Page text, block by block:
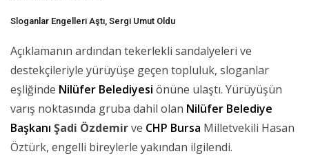
Sloganlar Engelleri Aştı, Sergi Umut Oldu
Açıklamanın ardından tekerlekli sandalyeleri ve
destekçileriyle yürüyüşe geçen topluluk, sloganlar
eşliğinde Nilüfer Belediyesi önüne ulaştı. Yürüyüşün
varış noktasında gruba dahil olan Nilüfer Belediye
Başkanı Şadi Özdemirve CHP Bursa Milletvekili Hasan
Öztürk, engelli bireylerle yakından ilgilendi.